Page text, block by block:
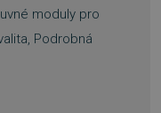
moduly pro
Podrobná